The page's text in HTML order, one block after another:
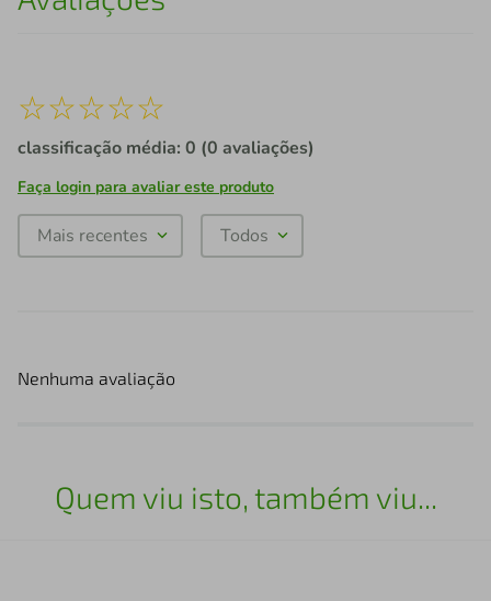
☆☆☆☆☆
classificação média: 0 (0 avaliações)
Faça login para avaliar este produto
Mais recentes Todos
Nenhuma avaliação
Quem viu isto, também viu...